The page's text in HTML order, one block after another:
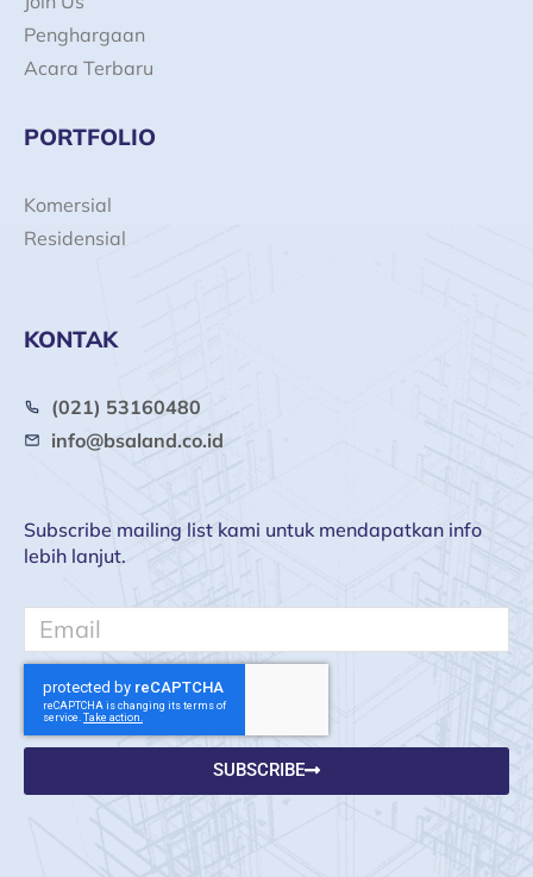
Penghargaan
Acara Terbaru
PORTFOLIO
Komersial
Residensial
KONTAK
(021) 53160480
info@bsaland.co.id
Subscribe mailing list kami untuk mendapatkan info
lebih lanjut.
Email
SUBSCRIBE